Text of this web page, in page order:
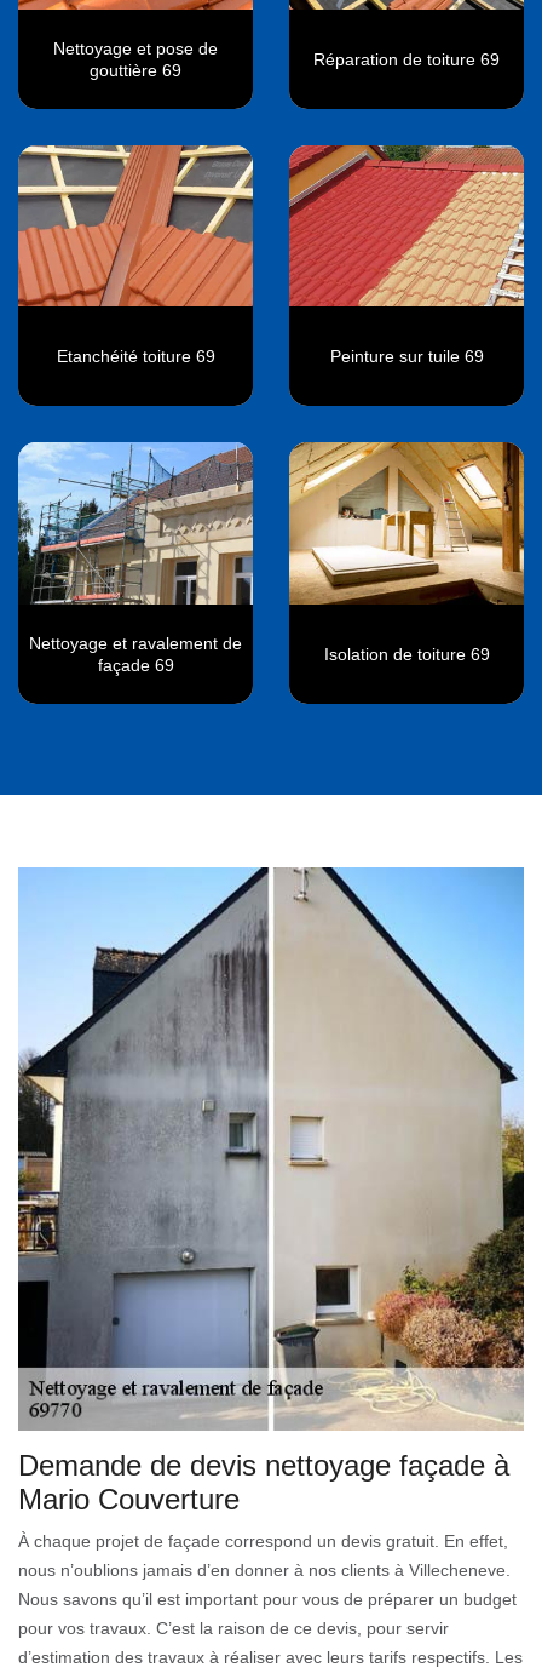
Nettoyage et pose de
gouttière 69
Réparation de toiture 69
Etanchéité toiture 69 Peinture sur tuile 69
Nettoyage et ravalement de
façade 69
Isolation de toiture 69
Demande de devis nettoyage façade à
Mario Couverture
À chaque projet de façade correspond un devis gratuit. En effet,
nous n’oublions jamais d’en donner à nos clients à Villecheneve.
Nous savons qu’il est important pour vous de préparer un budget
pour vos travaux. C’est la raison de ce devis, pour servir
d’estimation des travaux à réaliser avec leurs tarifs respectifs. Les